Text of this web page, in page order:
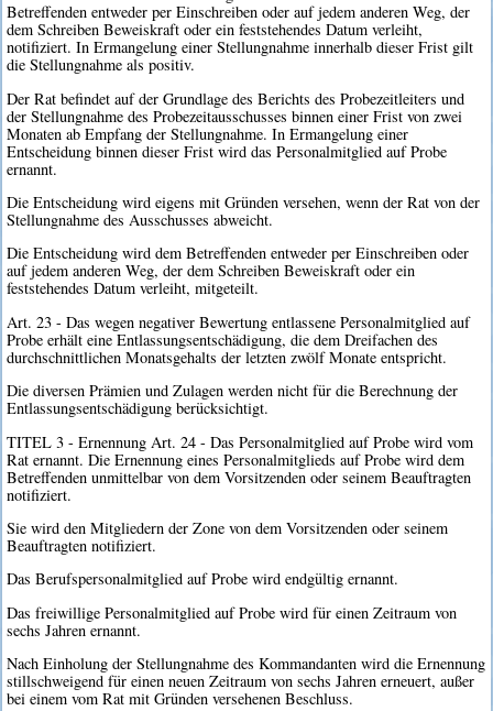
Betreffenden entweder per Einschreiben oder auf jedem anderen Weg, der
dem Schreiben Beweiskraft oder ein feststehendes Datum verleiht,
notifiziert. In Ermangelung einer Stellungnahme innerhalb dieser Frist gilt
die Stellungnahme als positiv.
Der Rat befindet auf der Grundlage des Berichts des Probezeitleiters und
der Stellungnahme des Probezeitausschusses binnen einer Frist von zwei
Monaten ab Empfang der Stellungnahme. In Ermangelung einer
Entscheidung binnen dieser Frist wird das Personalmitglied auf Probe
ernannt.
Die Entscheidung wird eigens mit Gründen versehen, wenn der Rat von der
Stellungnahme des Ausschusses abweicht.
Die Entscheidung wird dem Betreffenden entweder per Einschreiben oder
auf jedem anderen Weg, der dem Schreiben Beweiskraft oder ein
feststehendes Datum verleiht, mitgeteilt.
Art. 23 - Das wegen negativer Bewertung entlassene Personalmitglied auf
Probe erhält eine Entlassungsentschädigung, die dem Dreifachen des
durchschnittlichen Monatsgehalts der letzten zwölf Monate entspricht.
Die diversen Prämien und Zulagen werden nicht für die Berechnung der
Entlassungsentschädigung berücksichtigt.
TITEL 3 - Ernennung Art. 24 - Das Personalmitglied auf Probe wird vom
Rat ernannt. Die Ernennung eines Personalmitglieds auf Probe wird dem
Betreffenden unmittelbar von dem Vorsitzenden oder seinem Beauftragten
notifiziert.
Sie wird den Mitgliedern der Zone von dem Vorsitzenden oder seinem
Beauftragten notifiziert.
Das Berufspersonalmitglied auf Probe wird endgültig ernannt.
Das freiwillige Personalmitglied auf Probe wird für einen Zeitraum von
sechs Jahren ernannt.
Nach Einholung der Stellungnahme des Kommandanten wird die Ernennung
stillschweigend für einen neuen Zeitraum von sechs Jahren erneuert, außer
bei einem vom Rat mit Gründen versehenen Beschluss.